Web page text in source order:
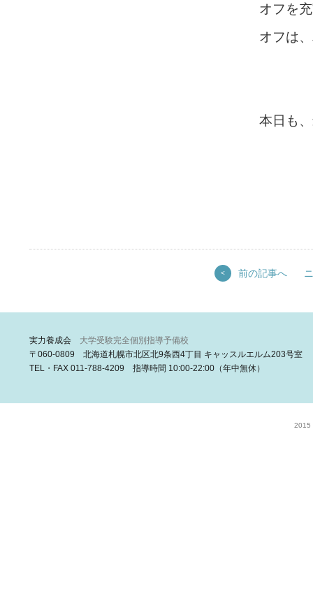
オフを
オフは
本日も
< 前の記事へ
実力養成会 大学受験完全個別指導予備校
〒060-0809 北海道札幌市北区北9条西4丁目 キャッスルエルム203号室
TEL・FAX 011-788-4209 指導時間 10:00-22:00（年中無休）
2015